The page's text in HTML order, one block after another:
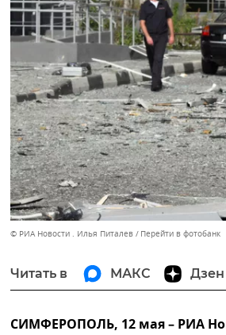
© РИА Новости . Илья Питалев Перейти в фотобанк
Читать в МАКС Дзен
СИМФЕРОПОЛЬ, 12 мая – РИА